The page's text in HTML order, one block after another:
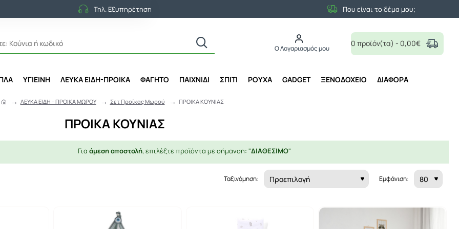
Τηλ. Εξυπηρέτηση Που είναι το δέμα μου;
Ο Λογαριασμός μου
0 προϊόν(τα) - 0,00€
ΥΓΙΕΙΝΗ ΛΕΥΚΑ ΕΙΔΗ-ΠΡΟΙΚΑ ΦΑΓΗΤΟ ΠΑΙΧΝΙΔΙ ΣΠΙΤΙ ΡΟΥΧΑ GADGET ΞΕΝΟΔΟΧΕΙΟ ΔΙΑΦΟΡΑ
ΠΡΟΙΚΑ ΚΟΥΝΙΑΣ
ΛΕΥΚΑ ΕΙΔΗ - ΠΡΟΙΚΑ ΜΩΡΟΥ Σετ Προίκας Μωρού ΠΡΟΙΚΑ ΚΟΥΝΙΑΣ
Για άμεση αποστολή, επιλέξτε προϊόντα με σήμανση: "ΔΙΑΘΕΣΙΜΟ"
Ταξινόμηση: Εμφάνιση: